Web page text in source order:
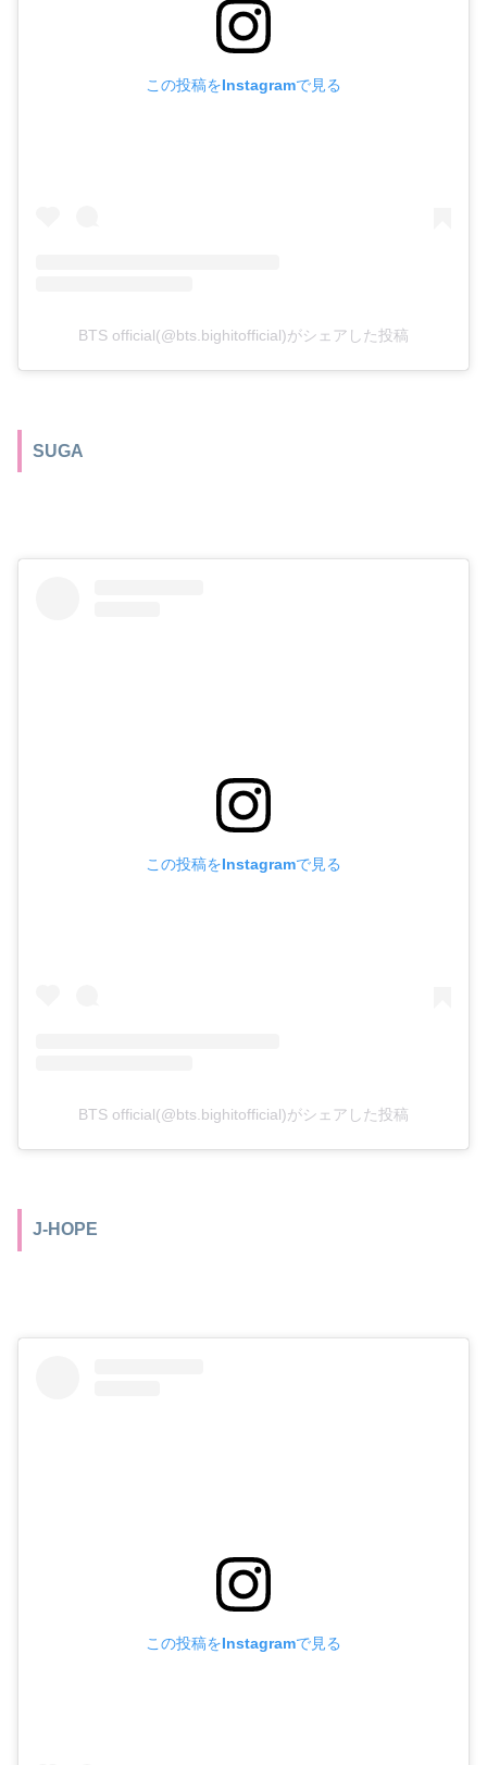
この投稿をInstagramで見る
BTS official(@bts.bighitofficial)がシェアした投稿
SUGA
この投稿をInstagramで見る
BTS official(@bts.bighitofficial)がシェアした投稿
J-HOPE
この投稿をInstagramで見る